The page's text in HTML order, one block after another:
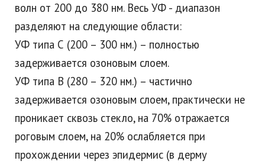
волн от 200 до 380 нм. Весь УФ - диапазон
разделяют на следующие области:
УФ типа С (200 – 300 нм.) – полностью
задерживается озоновым слоем.
УФ типа В (280 – 320 нм.) – частично
задерживается озоновым слоем, практически не
проникает сквозь стекло, на 70% отражается
роговым слоем, на 20% ослабляется при
прохождении через эпидермис (в дерму